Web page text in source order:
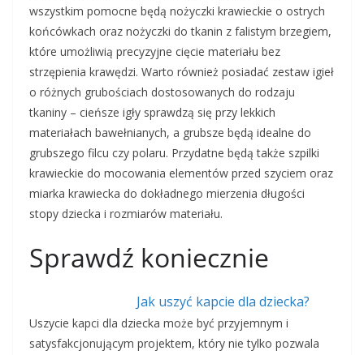
wszystkim pomocne będą nożyczki krawieckie o ostrych
końcówkach oraz nożyczki do tkanin z falistym brzegiem,
które umożliwią precyzyjne cięcie materiału bez
strzępienia krawędzi. Warto również posiadać zestaw igieł
o różnych grubościach dostosowanych do rodzaju
tkaniny – cieńsze igły sprawdzą się przy lekkich
materiałach bawełnianych, a grubsze będą idealne do
grubszego filcu czy polaru. Przydatne będą także szpilki
krawieckie do mocowania elementów przed szyciem oraz
miarka krawiecka do dokładnego mierzenia długości
stopy dziecka i rozmiarów materiału.
Sprawdź koniecznie
Jak uszyć kapcie dla dziecka?
Uszycie kapci dla dziecka może być przyjemnym i
satysfakcjonującym projektem, który nie tylko pozwala